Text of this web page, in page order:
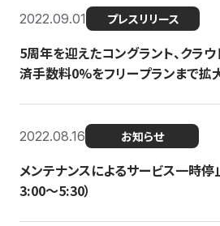
2022.09.01 プレスリリース
5周年を迎えたコングラント、クラ
済手数料0%をフリープランまで拡
2022.08.16 お知らせ
メンテナンスによるサービス一時停
3:00〜5:30）